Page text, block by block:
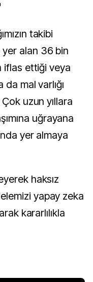
takibi
alan 36 bin
iflas ettiği veya
mal varlığı
uzun yıllara
uğrayana
yer almaya
haksız
yapay zeka
kararlılıkla